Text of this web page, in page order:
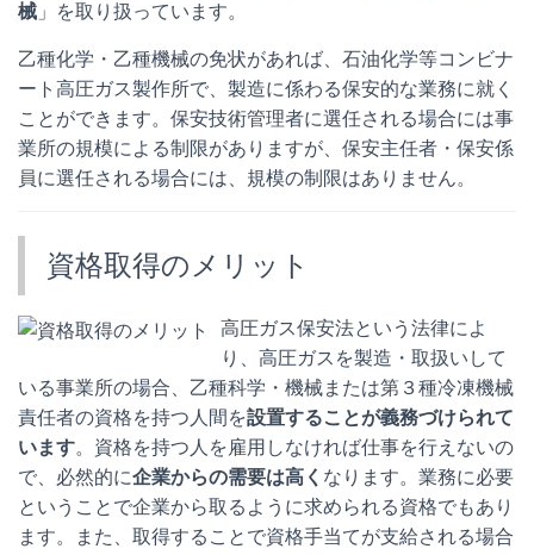
械 」を取り扱っています。
乙種化学・乙種機械の免状があれば、石油化学等コンビナ
ート高圧ガス製作所で、製造に係わる保安的な業務に就く
ことができます。保安技術管理者に選任される場合には事
業所の規模による制限がありますが、保安主任者・保安係
員に選任される場合には、規模の制限はありません。
資格取得のメリット
高圧ガス保安法という法律によ
り、高圧ガスを製造・取扱いして
いる事業所の場合、乙種科学・機械または第３種冷凍機械
責任者の資格を持つ人間を設置することが義務づけられて
います。資格を持つ人を雇用しなければ仕事を行えないの
で、必然的に企業からの需要は高く なります。業務に必要
ということで企業から取るように求められる資格でもあり
ます。また、取得することで資格手当てが支給される場合